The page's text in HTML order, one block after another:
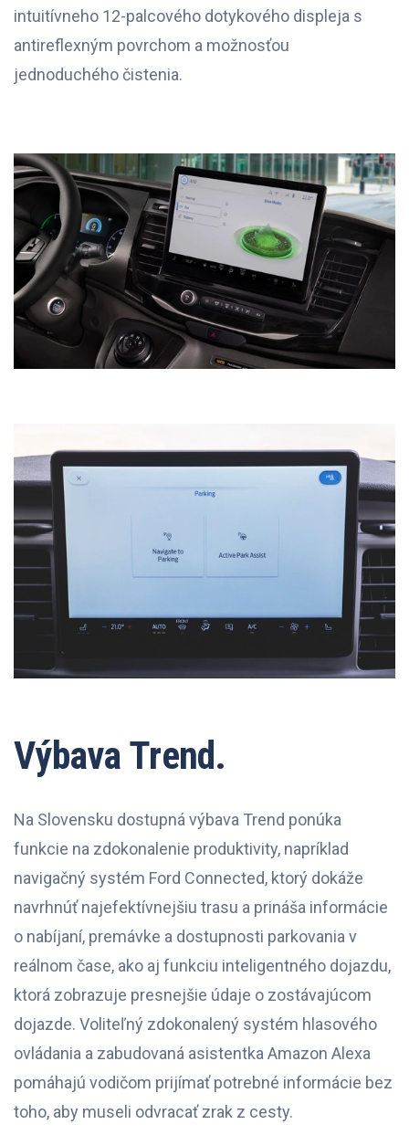
intuitívneho 12-palcového dotykového displeja s
antireflexným povrchom a možnosťou
jednoduchého čistenia.
Výbava Trend.
Na Slovensku dostupná výbava Trend ponúka
funkcie na zdokonalenie produktivity, napríklad
navigačný systém Ford Connected, ktorý dokáže
navrhnúť najefektívnejšiu trasu a prináša informácie
o nabíjaní, premávke a dostupnosti parkovania v
reálnom čase, ako aj funkciu inteligentného dojazdu,
ktorá zobrazuje presnejšie údaje o zostávajúcom
dojazde. Voliteľný zdokonalený systém hlasového
ovládania a zabudovaná asistentka Amazon Alexa
pomáhajú vodičom prijímať potrebné informácie bez
toho, aby museli odvracať zrak z cesty.